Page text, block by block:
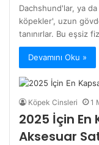
Dachshund'lar, ya da
köpekler', uzun
tanınırlar. Bu eşsiz
Devamını Oku »
Köpek Cinsleri 1
2025 İçin En
Aksesuar